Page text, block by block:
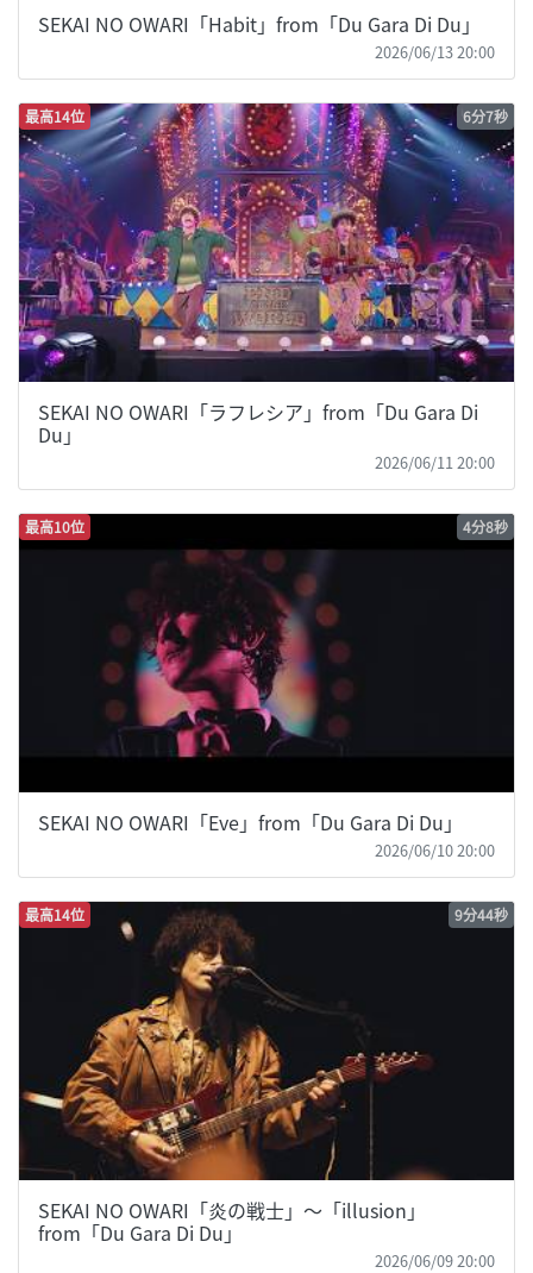
SEKAI NO OWARI「Habit」from「Du Gara Di Du」
2026/06/13 20:00
最高14位 6分7秒
SEKAI NO OWARI「ラフレシア」from「Du Gara Di
Du」
2026/06/11 20:00
最高10位 4分8秒
SEKAI NO OWARI「Eve」from「Du Gara Di Du」
2026/06/10 20:00
最高14位 9分44秒
SEKAI NO OWARI「炎の戦士」〜「illusion」
from「Du Gara Di Du」
2026/06/09 20:00